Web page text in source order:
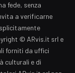
fede, senza
a verificarne
© ARvis.it srl e
forniti da uffici
culturali e di